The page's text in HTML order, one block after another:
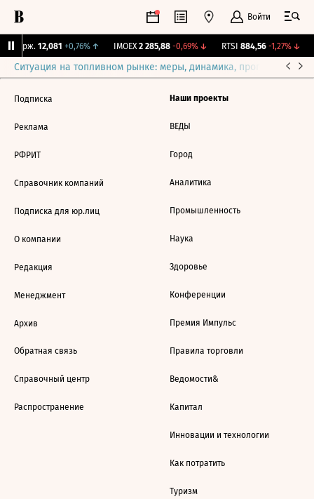
Войти
Бирж. 12,081 +0,76%↑ IMOEX 2 285,88 -0,69%↓ RTSI 884,56 -1,27%↓
Ситуация на топливном рынке: меры, динамика, прогнозы
Подписка
Реклама
РФРИТ
Справочник компаний
Подписка для юр.лиц
О компании
Редакция
Менеджмент
Архив
Обратная связь
Справочный центр
Распространение
Наши проекты
ВЕДЫ
Город
Аналитика
Промышленность
Наука
Здоровье
Конференции
Премия Импульс
Правила торговли
Ведомости&
Капитал
Инновации и технологии
Как потратить
Туризм